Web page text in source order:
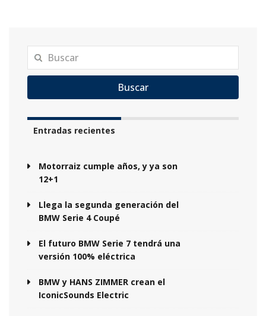
Buscar
Entradas recientes
Motorraiz cumple años, y ya son
12+1
Llega la segunda generación del
BMW Serie 4 Coupé
El futuro BMW Serie 7 tendrá una
versión 100% eléctrica
BMW y HANS ZIMMER crean el
IconicSounds Electric